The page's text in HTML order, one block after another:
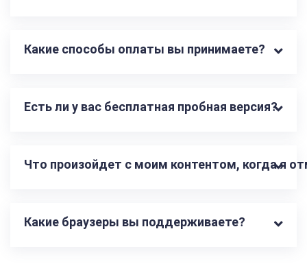
Какие способы оплаты вы принимаете?
Есть ли у вас бесплатная пробная версия?
Что произойдет с моим контентом, когда я
Какие браузеры вы поддерживаете?